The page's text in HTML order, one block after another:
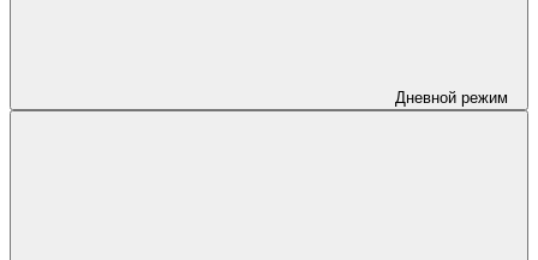
Дневной режим